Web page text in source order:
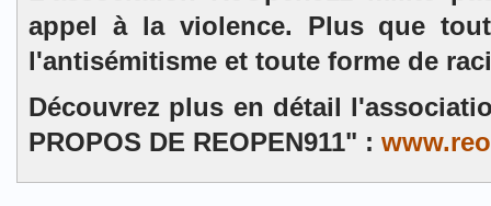
appel à la violence. Plus que
l'antisémitisme et toute forme de
Découvrez plus en détail
PROPOS DE REOPEN911" :